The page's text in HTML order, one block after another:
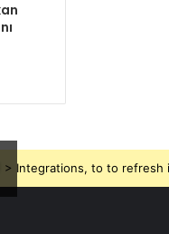
> Integrations, to to refresh